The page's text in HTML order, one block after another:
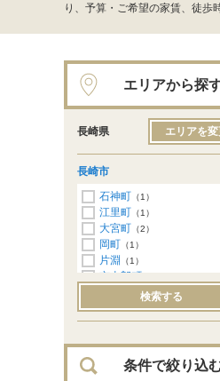
り、予算・ご希望の家賃、徒歩
エリアから探
長崎県 エリアを
長崎市
石神町 （1）
江里町 （1）
大宮町 （2）
岡町 （1）
片淵 （1）
京太郎町
小ケ倉町（3）
城栄町（1）
住吉町（1）
平野町 （1）
深堀町（1）
検索する
条件で絞り込